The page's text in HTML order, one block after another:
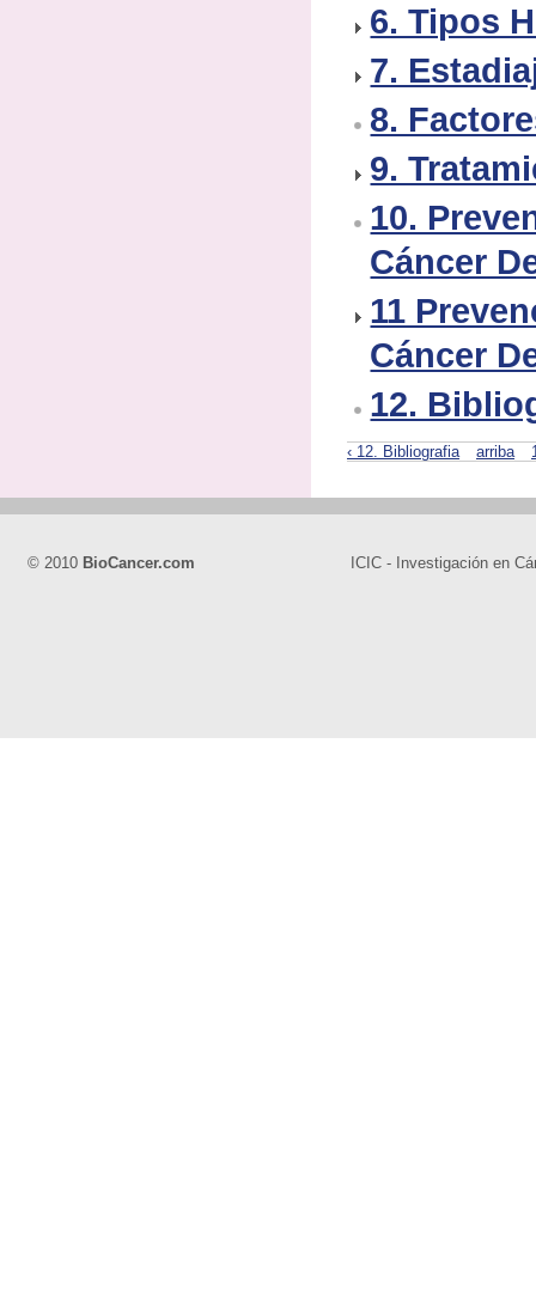
6. Tipos
7.
8.
9.
10.
Cáncer
11
Cáncer
12.
‹ 12. Bibliografia arriba
© 2010 BioCancer.com ICIC - Investigación en